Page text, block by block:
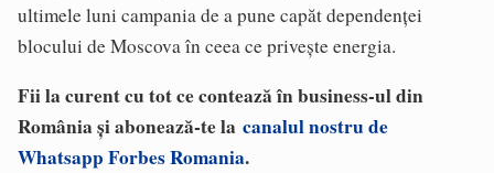
ultimele luni campania de a pune capăt dependenţei
blocului de Moscova în ceea ce priveşte energia.
Fii la curent cu tot ce contează în business-ul din
România și abonează-te la canalul nostru de
Whatsapp Forbes Romania.